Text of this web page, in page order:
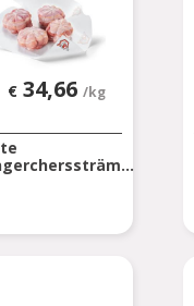
€34,66 /kg